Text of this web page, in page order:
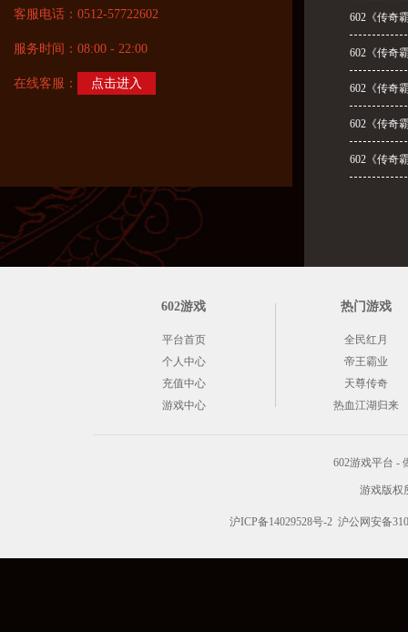
客服电话：0512-57722602
服务时间：08:00 - 22:00
在线客服： 点击进入
602《传奇
602《传奇
602《传奇
602《传奇
602《传奇
602游戏
平台首页
个人中心
充值中心
游戏中心
热门游戏
全民红月
帝王霸业
天尊传奇
热血江湖归来
602游戏平台 -
游戏版权
沪ICP备14029528号-2 沪公网安备